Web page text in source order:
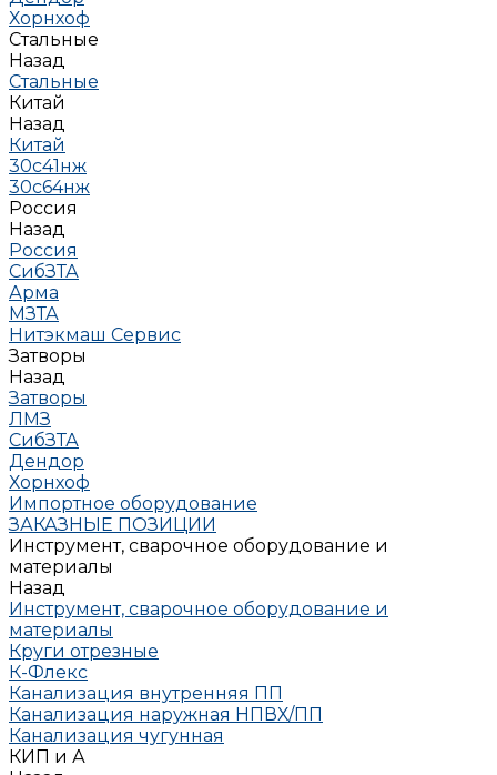
Хорнхоф
Стальные
Назад
Стальные
Китай
Назад
Китай
30с41нж
30с64нж
Россия
Назад
Россия
СибЗТА
Арма
МЗТА
Нитэкмаш Сервис
Затворы
Назад
Затворы
ЛМЗ
СибЗТА
Дендор
Хорнхоф
Импортное оборудование
ЗАКАЗНЫЕ ПОЗИЦИИ
Инструмент, сварочное оборудование и
материалы
Назад
Инструмент, сварочное оборудование и
материалы
Круги отрезные
К-Флекс
Канализация внутренняя ПП
Канализация наружная НПВХ/ПП
Канализация чугунная
КИП и А